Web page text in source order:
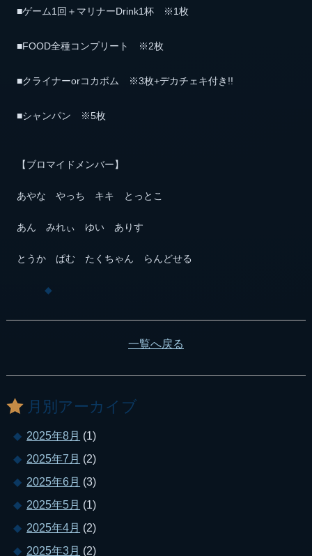
■ゲーム1回＋マリナーDrink1杯 ※1枚
■FOOD全種コンプリート ※2枚
■クライナーorコカボム ※3枚+デカチェキ付き!!
■シャンパン ※5枚
【ブロマイドメンバー】
あやな やっち キキ とっとこ
あん みれぃ ゆい ありす
とうか ぱむ たくちゃん らんどせる
一覧へ戻る
月別アーカイブ
2025年8月 (1)
2025年7月 (2)
2025年6月 (3)
2025年5月 (1)
2025年4月 (2)
2025年3月 (2)